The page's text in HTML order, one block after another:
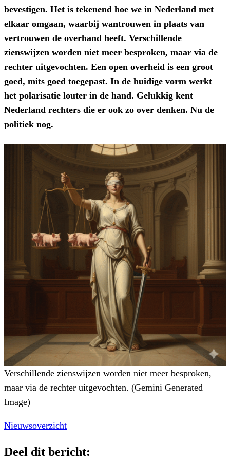
bevestigen. Het is tekenend hoe we in Nederland met
elkaar omgaan, waarbij wantrouwen in plaats van
vertrouwen de overhand heeft. Verschillende
zienswijzen worden niet meer besproken, maar via de
rechter uitgevochten. Een open overheid is een groot
goed, mits goed toegepast. In de huidige vorm werkt
het polarisatie louter in de hand. Gelukkig kent
Nederland rechters die er ook zo over denken. Nu de
politiek nog.
Verschillende zienswijzen worden niet meer besproken,
maar via de rechter uitgevochten. (Gemini Generated
Image)
Nieuwsoverzicht
Deel dit bericht: